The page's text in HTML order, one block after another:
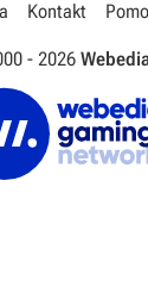
Kontakt
- 2026